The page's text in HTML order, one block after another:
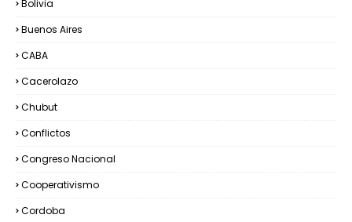
Bolivia
Buenos Aires
CABA
Cacerolazo
Chubut
Conflictos
Congreso Nacional
Cooperativismo
Cordoba